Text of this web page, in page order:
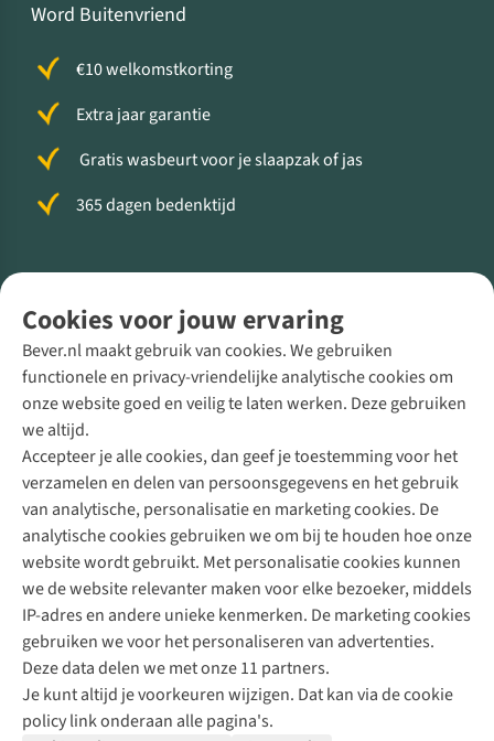
Cookies voor jouw ervaring
Bever.nl maakt gebruik van cookies. We gebruiken
functionele en privacy-vriendelijke analytische cookies om
onze website goed en veilig te laten werken. Deze gebruiken
we altijd.
Accepteer je alle cookies, dan geef je toestemming voor het
verzamelen en delen van persoonsgegevens en het gebruik
van analytische, personalisatie en marketing cookies. De
analytische cookies gebruiken we om bij te houden hoe onze
website wordt gebruikt. Met personalisatie cookies kunnen
we de website relevanter maken voor elke bezoeker, middels
IP-adres en andere unieke kenmerken. De marketing cookies
gebruiken we voor het personaliseren van advertenties.
Deze data delen we met onze 11 partners.
Je kunt altijd je voorkeuren wijzigen. Dat kan via de cookie
policy link onderaan alle pagina's.
Word Buitenvriend
€10 welkomstkorting
Extra jaar garantie
Gratis wasbeurt voor je slaapzak of jas
365 dagen bedenktijd
Direct advies van een Buitenexpert
+31 (0)85 888 50 88
+31 6 12 28 49 80
Contactformulier